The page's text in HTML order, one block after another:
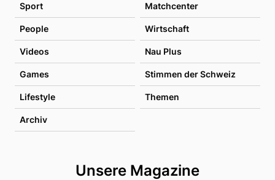
Sport Matchcenter
People Wirtschaft
Videos Nau Plus
Games Stimmen der Schweiz
Lifestyle Themen
Archiv
Unsere Magazine